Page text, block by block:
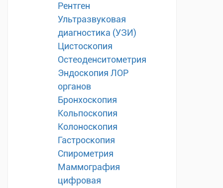
Рентген
Ультразвуковая
диагностика (УЗИ)
Цистоскопия
Остеоденситометрия
Эндоскопия ЛОР
органов
Бронхоскопия
Кольпоскопия
Колоноскопия
Гастроскопия
Спирометрия
Маммография
цифровая